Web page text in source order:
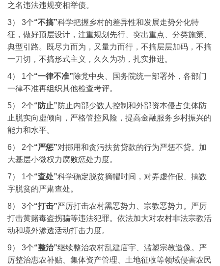
之名违法违规变相举债。
3） 3个“不搞”科学把握乡村的差异性和发展走势分化特
征，做好顶层设计，注重规划先行、突出重点、分类施策、
典型引路。既尽力而为，又量力而行，不搞层层加码，不搞
一刀切，不搞形式主义，久久为功，扎实推进。
4） 1个“一律不准”除党中央、国务院统一部署外，各部门
一律不准再组织其他检查考评。
5） 2个“防止”防止内部少数人控制和外部资本侵占集体防
止脱实向虚倾向，严格管控风险，提高金融服务乡村振兴的
能力和水平。
6） 2个“严惩”对挪用和贪污扶贫贷款的行为严惩不贷。 加
大基层小微权力腐败惩处力度。
7） 1个“查处”科学确定脱贫摘帽时间，对弄虚作假、搞数
字脱贫的严肃查处。
8） 3个“打击”严厉打击农村黑恶势力、宗教恶势力。 严厉
打击黄赌毒盗拐骗等违法犯罪。 依法加大对农村非法宗教活
动和境外渗透活动打击力度。
9） 3个“整治”继续整治农村乱建庙宇、滥塑宗教造像。 严
厉整治惠农补贴、集体资产管理、土地征收等领域侵害农民